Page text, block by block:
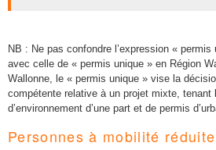
NB : Ne pas confondre l’expression «
avec celle de « permis unique » en Région
Wallonne, le « permis unique » vise la
compétente relative à un projet mixte, tenant
d’environnement d’une part et de permis
Personnes à mobilité